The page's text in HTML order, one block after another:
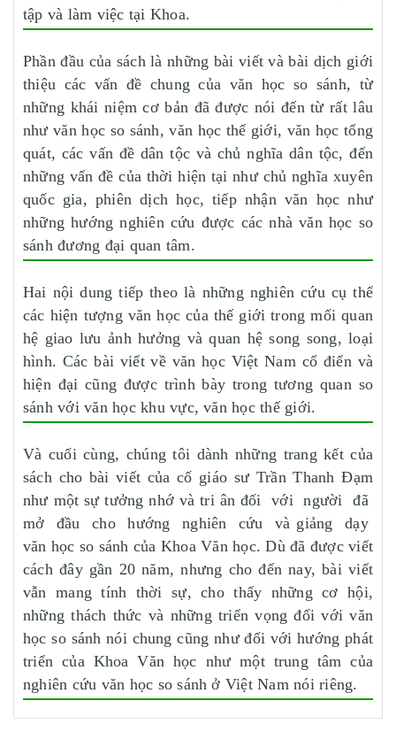
tập và làm việc tại Khoa.
Phần đầu của sách là những bài viết và bài dịch giới
thiệu các vấn đề chung của văn học so sánh, từ
những khái niệm cơ bản đã được nói đến từ rất lâu
như văn học so sánh, văn học thế giới, văn học tổng
quát, các vấn đề dân tộc và chủ nghĩa dân tộc, đến
những vấn đề của thời hiện tại như chủ nghĩa xuyên
quốc gia, phiên dịch học, tiếp nhận văn học như
những hướng nghiên cứu được các nhà văn học so
sánh đương đại quan tâm.
Hai nội dung tiếp theo là những nghiên cứu cụ thể
các hiện tượng văn học của thế giới trong mối quan
hệ giao lưu ảnh hưởng và quan hệ song song, loại
hình. Các bài viết về văn học Việt Nam cổ điển và
hiện đại cũng được trình bày trong tương quan so
sánh với văn học khu vực, văn học thế giới.
Và cuối cùng, chúng tôi dành những trang kết của
sách cho bài viết của cố giáo sư Trần Thanh Đạm
như một sự tưởng nhớ và tri ân đối với người đã
mở đầu cho hướng nghiên cứu và giảng dạy
văn học so sánh của Khoa Văn học. Dù đã được viết
cách đây gần 20 năm, nhưng cho đến nay, bài viết
vẫn mang tính thời sự, cho thấy những cơ hội,
những thách thức và những triển vọng đối với văn
học so sánh nói chung cũng như đối với hướng phát
triển của Khoa Văn học như một trung tâm của
nghiên cứu văn học so sánh ở Việt Nam nói riêng.